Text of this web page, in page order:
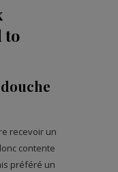
to
recevoir un
contente
préféré un